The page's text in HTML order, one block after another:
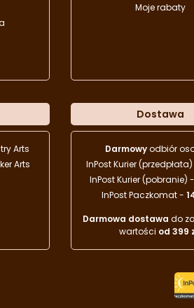
Moje rabaty
Arts
Arts
Dostawa
Darmowyodbiór
InPost Kurier
InPost Kurier (pobranie) -
InPost Paczkomat -
Darmowa dostawa do
wartości od 399